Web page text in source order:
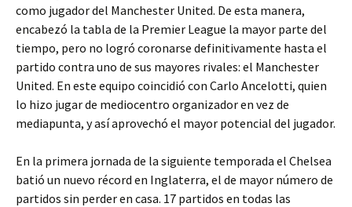
como jugador del Manchester United. De esta manera,
encabezó la tabla de la Premier League la mayor parte del
tiempo, pero no logró coronarse definitivamente hasta el
partido contra uno de sus mayores rivales: el Manchester
United. En este equipo coincidió con Carlo Ancelotti, quien
lo hizo jugar de mediocentro organizador en vez de
mediapunta, y así aprovechó el mayor potencial del jugador.
En la primera jornada de la siguiente temporada el Chelsea
batió un nuevo récord en Inglaterra, el de mayor número de
partidos sin perder en casa. 17 partidos en todas las